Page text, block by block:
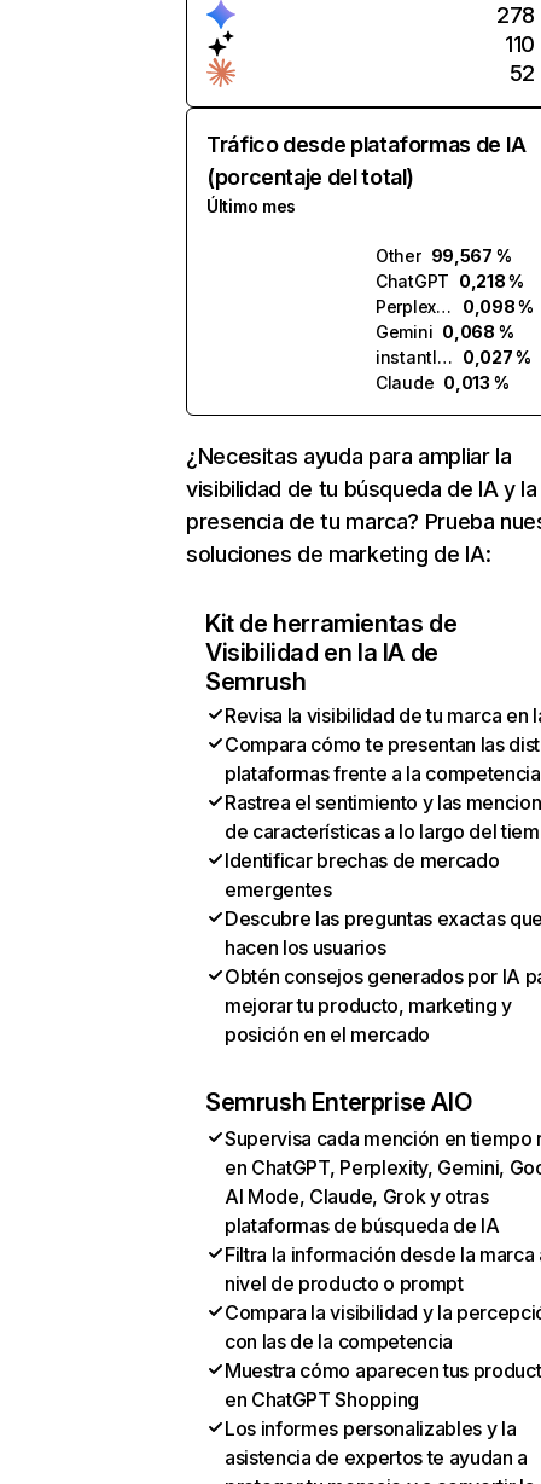
278
110
52
Tráfico desde plataformas de IA
(porcentaje del total)
Último mes
Other 99,567 %
ChatGPT 0,218 %
Perplexity
0,098 %
Gemini 0,068 %
instantly.ai 0,027 %
Claude 0,013 %
¿Necesitas ayuda para ampliar la
visibilidad de tu búsqueda de IA y la
presencia de tu marca? Prueba
soluciones de marketing de IA:
Kit de herramientas de
Visibilidad en la IA de
Semrush
Revisa la visibilidad de tu marca en
Compara cómo te presentan las
plataformas frente a la competencia
Rastrea el sentimiento y las
de características a lo largo del
Identificar brechas de mercado
emergentes
Descubre las preguntas exactas
hacen los usuarios
Obtén consejos generados por IA
mejorar tu producto, marketing y
posición en el mercado
Semrush Enterprise AIO
Supervisa cada mención en tiempo
en ChatGPT, Perplexity, Gemini,
AI Mode, Claude, Grok y otras
plataformas de búsqueda de IA
Filtra la información desde la marca
nivel de producto o prompt
Compara la visibilidad y la
con las de la competencia
Muestra cómo aparecen tus
en ChatGPT Shopping
Los informes personalizables y la
asistencia de expertos te ayudan a